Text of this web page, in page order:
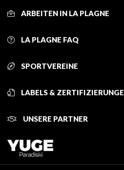
ARBEITEN IN LA PLAGNE
LA PLAGNE FAQ
SPORTVEREINE
LABELS &
UNSERE PARTNER